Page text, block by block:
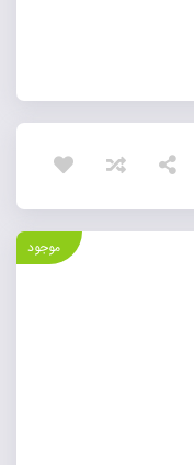
موجود